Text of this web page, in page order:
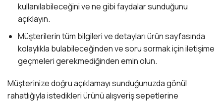
kullanılabileceğini ve ne gibi faydalar sunduğunu
açıklayın.
Müşterilerin tüm bilgileri ve detayları ürün sayfasında
kolaylıkla bulabileceğinden ve soru sormak için iletişime
geçmeleri gerekmediğinden emin olun.
Müşterinize doğru açıklamayı sunduğunuzda gönül
rahatlığıyla istedikleri ürünü alışveriş sepetlerine